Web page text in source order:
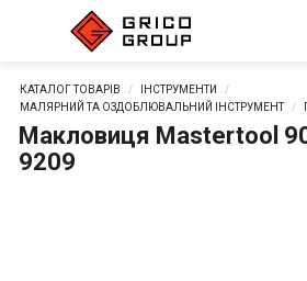
КАТАЛОГ ТОВАРІВ
ІНСТРУМЕНТИ
МАЛЯРНИЙ ТА ОЗДОБЛЮВАЛЬНИЙ ІНСТРУМЕНТ
Макловиця Mastertool
9209